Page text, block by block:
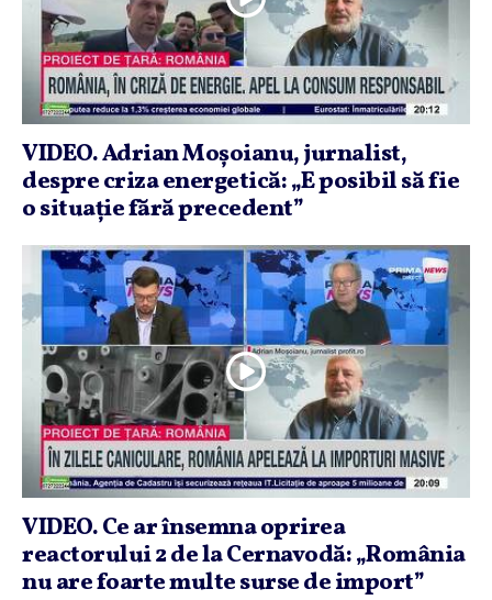
VIDEO. Adrian Moşoianu, jurnalist,
despre criza energetică: „E posibil să fie
o situaţie fără precedent”
VIDEO. Ce ar însemna oprirea
reactorului 2 de la Cernavodă: „România
nu are foarte multe surse de import”